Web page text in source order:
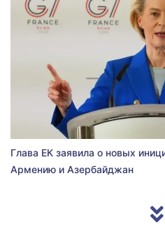
Глава ЕК заявила о новых
Армению и Азербайджан